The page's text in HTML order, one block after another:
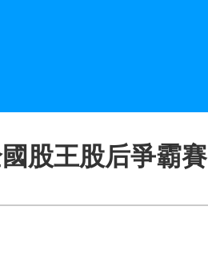
股王股后爭霸賽